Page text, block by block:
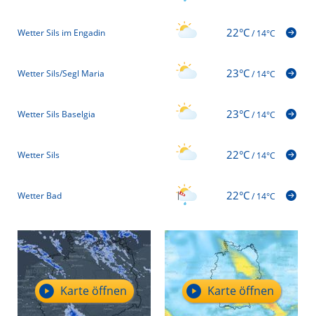
Wetter Sils im Engadin 22°C/14°C
Wetter Sils/Segl Maria 23°C/14°C
Wetter Sils Baselgia 23°C/14°C
Wetter Sils 22°C/14°C
Wetter Bad 22°C/14°C
Karte öffnen Karte öffnen